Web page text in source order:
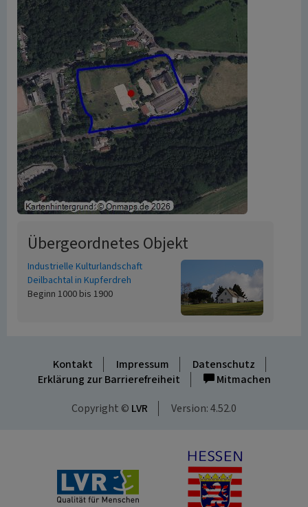
Übergeordnetes Objekt
Industrielle Kulturlandschaft
Deilbachtal in Kupferdreh
Beginn 1000 bis 1900
Kontakt Impressum
Datenschutz
Erklärung zur Barrierefreiheit
Mitmachen
Copyright © LVR Version: 4.52.0